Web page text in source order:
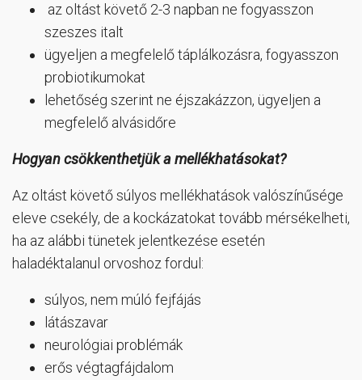
az oltást követő 2-3 napban ne fogyasszon
szeszes italt
ügyeljen a megfelelő táplálkozásra, fogyasszon
probiotikumokat
lehetőség szerint ne éjszakázzon, ügyeljen a
megfelelő alvásidőre
Hogyan csökkenthetjük a mellékhatásokat?
Az oltást követő súlyos mellékhatások valószínűsége
eleve csekély, de a kockázatokat tovább mérsékelheti,
ha az alábbi tünetek jelentkezése esetén
haladéktalanul orvoshoz fordul:
súlyos, nem múló fejfájás
látászavar
neurológiai problémák
erős végtagfájdalom